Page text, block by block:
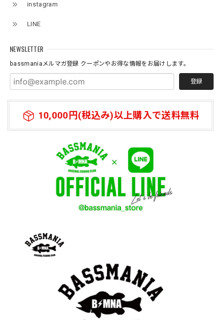
instagram
LINE
NEWSLETTER
bassmaniaメルマガ登録 クーポンやお得な情報をお届けします。
登録
10,000円(税込み)以上購入で送料無料